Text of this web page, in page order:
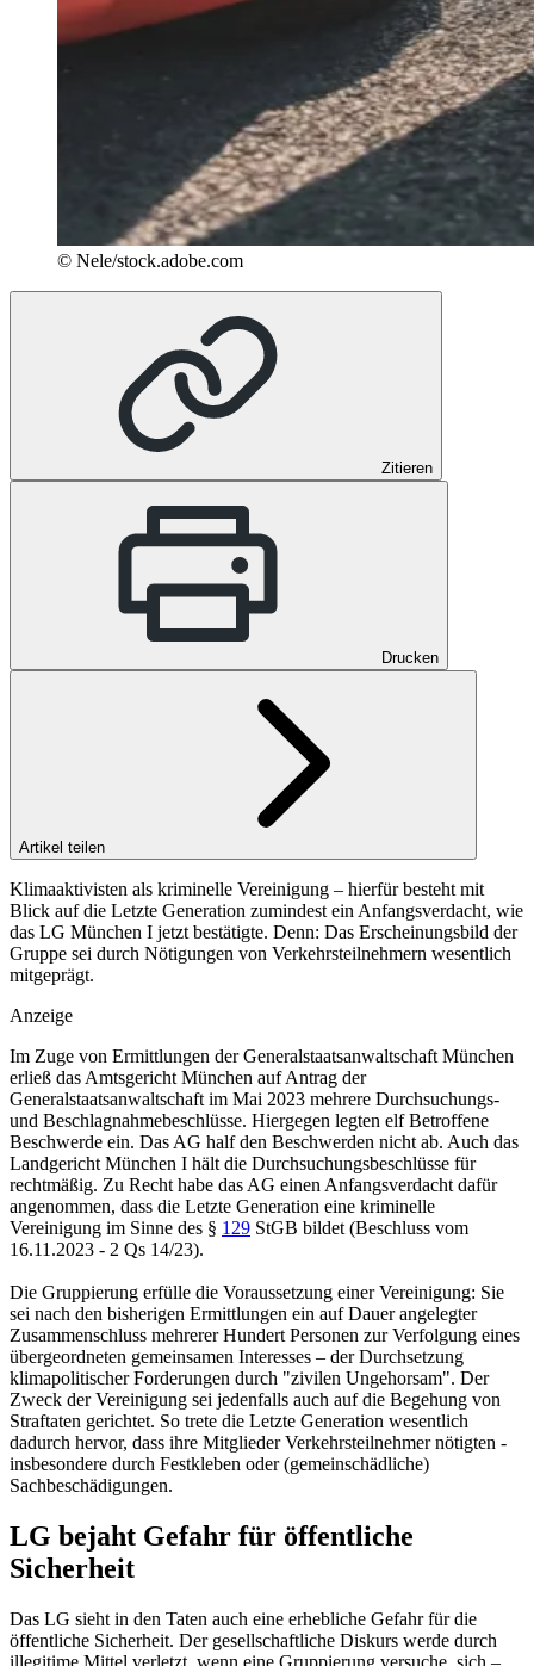
© Nele/stock.adobe.com
Zitieren
Drucken
Artikel teilen
Klimaaktivisten als kriminelle Vereinigung – hierfür besteht mit
Blick auf die Letzte Generation zumindest ein Anfangsverdacht, wie
das LG München I jetzt bestätigte. Denn: Das Erscheinungsbild der
Gruppe sei durch Nötigungen von Verkehrsteilnehmern wesentlich
mitgeprägt.
Anzeige
Im Zuge von Ermittlungen derGeneralstaatsanwaltschaft München
erließ das Amtsgericht München auf Antrag der
Generalstaatsanwaltschaft im Mai 2023 mehrere Durchsuchungs-
und Beschlagnahmebeschlüsse. Hiergegen legten elf Betroffene
Beschwerde ein. Das AG half den Beschwerden nicht ab. Auch das
Landgericht München I hält die Durchsuchungsbeschlüsse für
rechtmäßig. Zu Recht habe das AG einen Anfangsverdacht dafür
angenommen, dass die Letzte Generation eine kriminelle
Vereinigung im Sinne des § 129 StGB bildet (Beschluss vom
16.11.2023 - 2 Qs 14/23).
Die Gruppierung erfülle die Voraussetzung einer Vereinigung: Sie
sei nach den bisherigen Ermittlungen ein auf Dauer angelegter
Zusammenschluss mehrerer Hundert Personen zur Verfolgung eines
übergeordneten gemeinsamen Interesses – der Durchsetzung
klimapolitischer Forderungen durch "zivilen Ungehorsam". Der
Zweck der Vereinigung sei jedenfalls auch auf die Begehung von
Straftaten gerichtet. So trete die Letzte Generation wesentlich
dadurch hervor, dass ihre Mitglieder Verkehrsteilnehmer nötigten -
insbesondere durch Festkleben oder (gemeinschädliche)
Sachbeschädigungen.
LG bejaht Gefahr für öffentliche
Sicherheit
Das LG sieht in den Taten auch eine erhebliche Gefahr für die
öffentliche Sicherheit. Der gesellschaftliche Diskurs werde durch
illegitime Mittel verletzt, wenn eine Gruppierung versuche, sich –